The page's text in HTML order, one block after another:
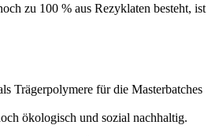
zu 100 % aus Rezyklaten besteht, ist
Trägerpolymere für die Masterbatches
ökologisch und sozial nachhaltig.